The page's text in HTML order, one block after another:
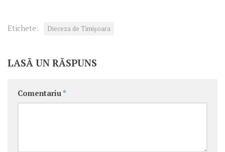
Etichete: Dieceza de Timișoara
LASĂ UN RĂSPUNS
Comentariu *